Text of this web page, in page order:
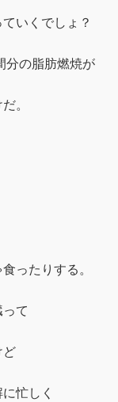
いくでしょ？
分の脂肪燃焼が
。
ったりする。
て
ど
忙しく